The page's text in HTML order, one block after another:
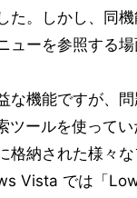
た。しかし、同
ーを参照する場
機能ですが、
ールを使ってい
納された様々な
Vista では「